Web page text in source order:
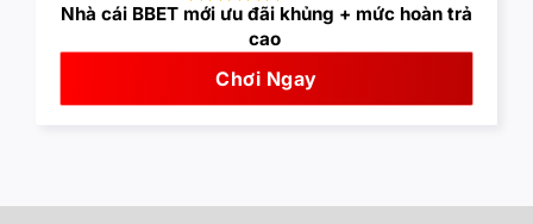
Nhà cái BBET mới ưu đãi khủng + mức hoàn trả
cao
Chơi Ngay